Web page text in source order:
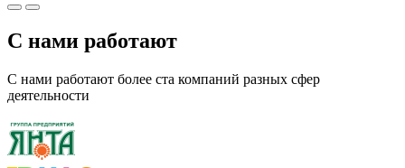
С нами работают
С нами работают более ста компаний разных сфер
деятельности